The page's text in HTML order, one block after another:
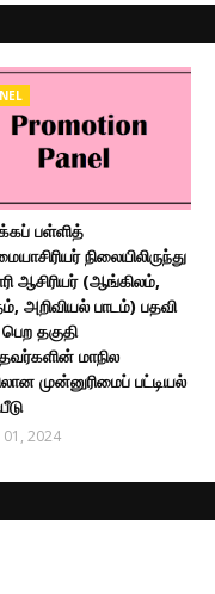
பள்ளித்
நிலையிலிருந்து
ஆசிரியர் (ஆங்கிலம்,
அறிவியல் பாடம்) பதவி
தகுதி
மாநில
முன்னுரிமைப் பட்டியல்
01, 2024